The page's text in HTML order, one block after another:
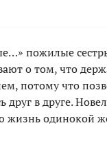
пожилые
о том, что
потому что
друг в друге.
жизнь одинокой